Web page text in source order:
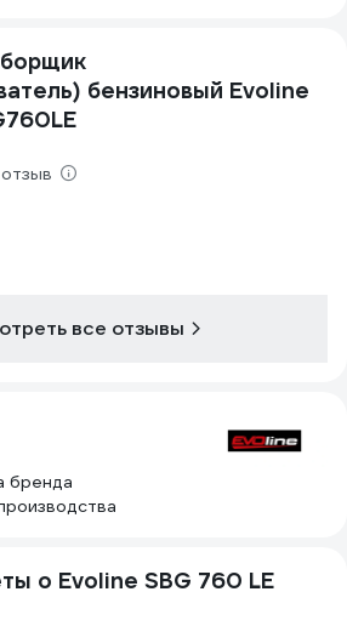
бензиновый Evoline
отзыв
все отзывы
бренда
о Evoline SBG 760 LE